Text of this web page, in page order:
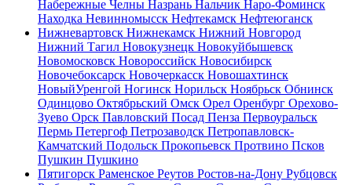
Набережные Челны Назрань Нальчик Наро-Фоминск
Находка Невинномысск Нефтекамск Нефтеюганск
Нижневартовск Нижнекамск Нижний Новгород
Нижний Тагил Новокузнецк Новокуйбышевск
Новомосковск Новороссийск Новосибирск
Новочебоксарск Новочеркасск Новошахтинск
НовыйУренгой Ногинск Норильск Ноябрьск Обнинск
Одинцово Октябрьский Омск Орел Оренбург Орехово-
Зуево Орск Павловский Посад Пенза Первоуральск
Пермь Петергоф Петрозаводск Петропавловск-
Камчатский Подольск Прокопьевск Протвино Псков
Пушкин Пушкино
Пятигорск Раменское Реутов Ростов-на-Дону Рубцовск